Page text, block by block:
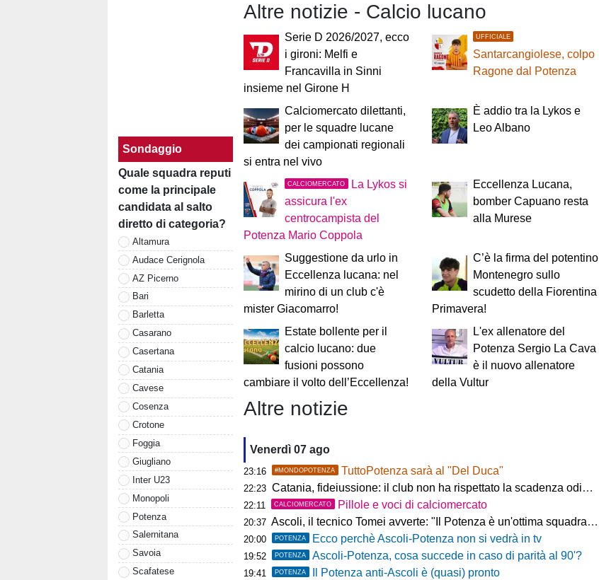
Sondaggio
Quale squadra reputi
come la principale
candidata al salto
diretto di categoria?
Altamura
Audace Cerignola
AZ Picerno
Bari
Barletta
Casarano
Casertana
Catania
Cavese
Cosenza
Crotone
Foggia
Giugliano
Inter U23
Monopoli
Potenza
Salernitana
Savoia
Scafatese
Altre notizie - Calcio lucano
Serie D 2026/2027, ecco
i gironi: Melfi e
Francavilla in Sinni
insieme nel Girone H
UFFICIALE
Santarcangiolese, colpo
Ragone dal Potenza
Calciomercato dilettanti,
per le squadre lucane
dei campionati regionali
si entra nel vivo
È addio tra la Lykos e
Leo Albano
CALCIOMERCATO
La Lykos si
assicura l'ex
centrocampista del
Potenza Mario Coppola
Eccellenza Lucana,
bomber Capuano resta
alla Murese
Suggestione da urlo in
Eccellenza lucana: nel
mirino di un club c'è
mister Giacomarro!
C’è la firma del potentino
Montenegro sullo
scudetto della Fiorentina
Primavera!
Estate bollente per il
calcio lucano: due
fusioni possono
cambiare il volto dell’Eccellenza!
L'ex allenatore del
Potenza Sergio La Cava
è il nuovo allenatore
della Vultur
Altre notizie
Venerdì 07 ago
23:16 #MONDOPOTENZA TuttoPotenza sarà al "Del Duca"
22:23 Catania, fideiussione: il club non ha rispettato la scadenza odierna
22:11 CALCIOMERCATO Pillole e voci di calciomercato
20:37 Ascoli, il tecnico Tomei avverte: "Il Potenza è un'ottima squadra, sarà un test probante"
20:00 POTENZA Ecco perchè Ascoli-Potenza non si vedrà in tv
19:52 POTENZA Ascoli-Potenza, cosa succede in caso di parità al 90'?
19:41 POTENZA Il Potenza anti-Ascoli è (quasi) pronto